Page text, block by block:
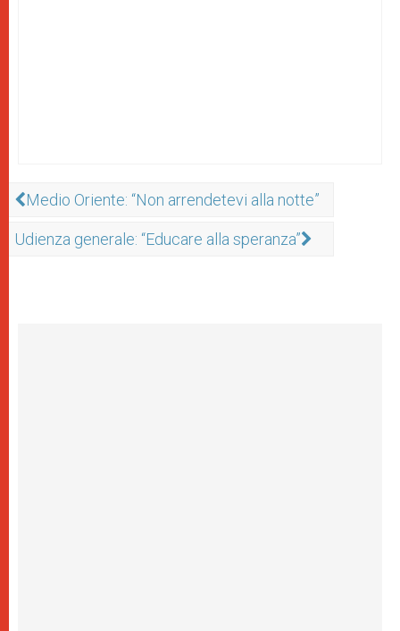
Medio Oriente: “Non arrendetevi alla notte”
Udienza generale: “Educare alla speranza”